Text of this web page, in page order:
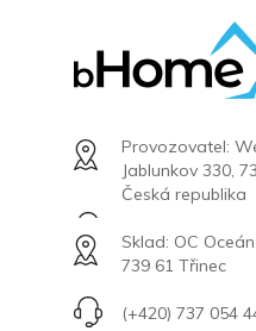
Provozovatel:
Jablunkov 330,
Česká republika
Sklad: OC
739 61 Třinec
(+420) 737 054